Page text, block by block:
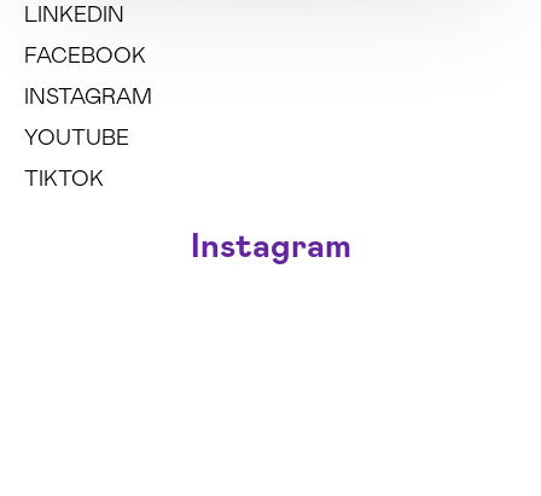
LINKEDIN
FACEBOOK
INSTAGRAM
YOUTUBE
TIKTOK
Instagram